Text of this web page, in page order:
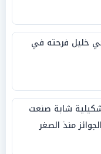
خليل فرحته في
شابة صنعت
منذ الصغر